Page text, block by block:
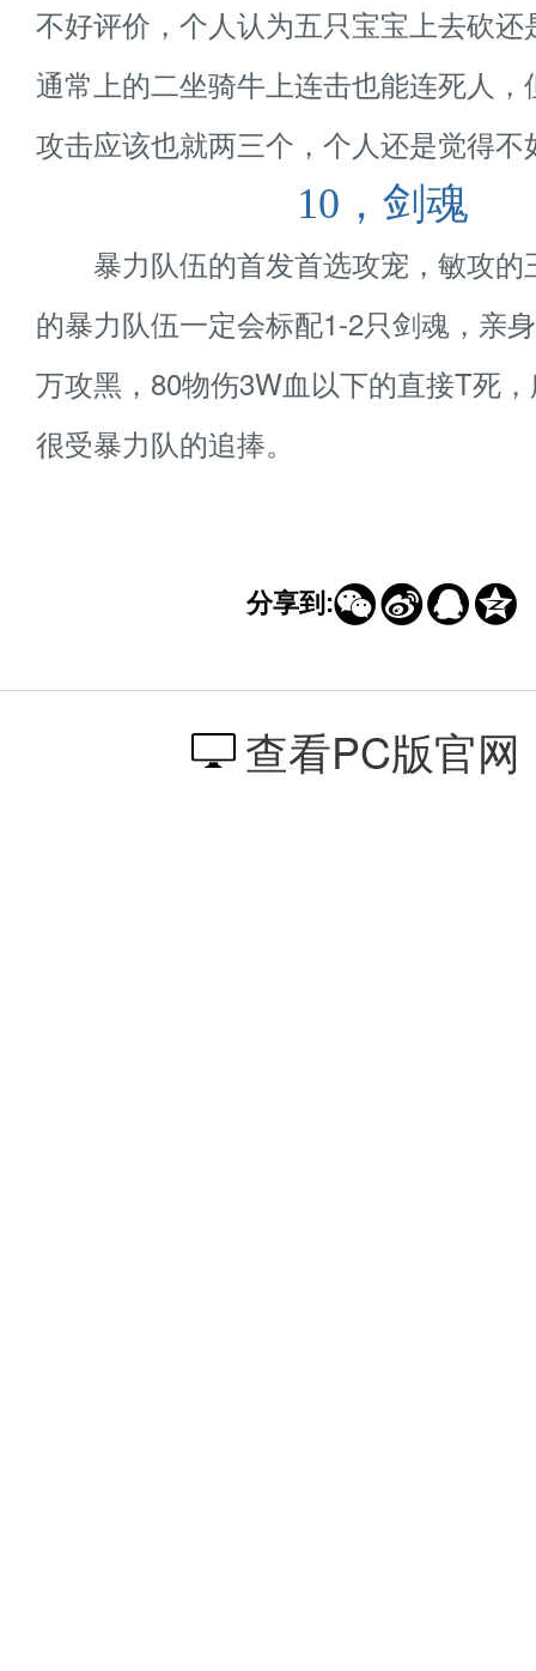
不好评价，个人认为五只宝宝上去砍
通常上的二坐骑牛上连击也能连死人
攻击应该也就两三个，个人还是觉得不
10，剑魂
暴力队伍的首发首选攻宠，敏攻的
的暴力队伍一定会标配1-2只剑魂，亲
万攻黑，80物伤3W血以下的直接T死
很受暴力队的追捧。
//xy3.163.com/m/2022/08/22/
分享到:
查看PC版官网